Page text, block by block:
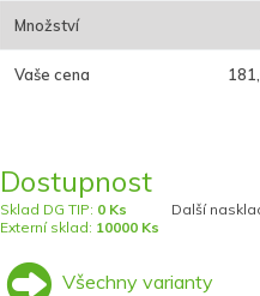
Množství
Vaše cena
Dostupnost
Sklad DG TIP: 0 Ks
Externí sklad: 10000 Ks
Další
Všechny varianty